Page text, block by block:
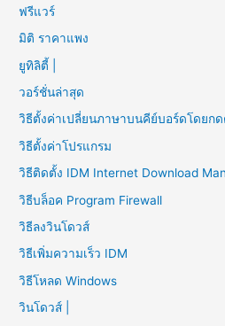
ฟรีแวร์
มิติ ราคาแพง
ยูทิลิตี้ |
วอร์ชั่นล่าสุด
วิธีตั้งค่าเปลี่ยนภาษาบนคีย์บอร์ดโดยก
วิธีตั้งค่าโปรแกรม
วิธีติดตั้ง IDM Internet Download
วิธีบล็อค Program Firewall
วิธีลงวินโดวส์
วิธีเพิ่มความเร็ว IDM
วิธีโหลด Windows
วินโดวส์ |